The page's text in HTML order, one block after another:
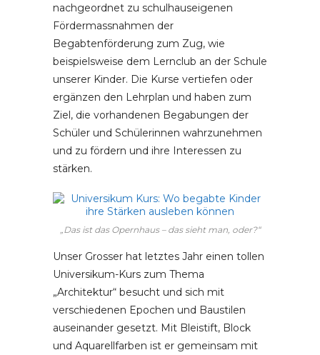
nachgeordnet zu schulhauseigenen
Fördermassnahmen der
Begabtenförderung zum Zug, wie
beispielsweise dem Lernclub an der Schule
unserer Kinder. Die Kurse vertiefen oder
ergänzen den Lehrplan und haben zum
Ziel, die vorhandenen Begabungen der
Schüler und Schülerinnen wahrzunehmen
und zu fördern und ihre Interessen zu
stärken.
„Das ist das Opernhaus – das sieht man, oder?“
Unser Grosser hat letztes Jahr einen tollen
Universikum-Kurs zum Thema
„Architektur“ besucht und sich mit
verschiedenen Epochen und Baustilen
auseinander gesetzt. Mit Bleistift, Block
und Aquarellfarben ist er gemeinsam mit